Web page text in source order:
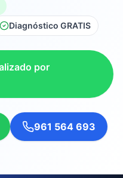
Diagnóstico GRATIS
por
961 564 693